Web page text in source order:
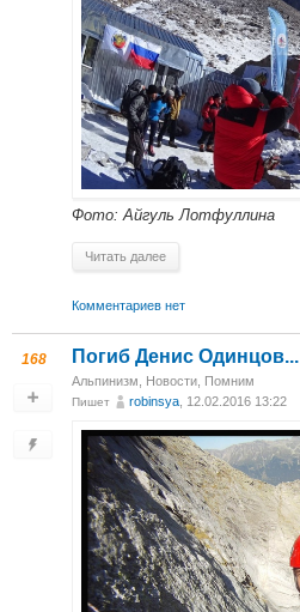
Фото: Айгуль Лотфуллина
Читать далее
Комментариев нет
168 Погиб Денис Одинцов...
Альпинизм Новости Помним
Пишет robinsya , 12.02.2016 13:22